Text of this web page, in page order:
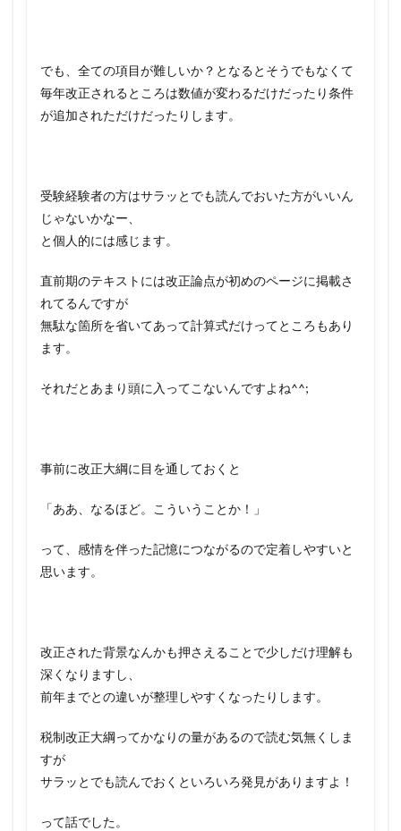
でも、全ての項目が難しいか？となるとそうでもなくて
毎年改正されるところは数値が変わるだけだったり条件
が追加されただけだったりします。
受験経験者の方はサラッとでも読んでおいた方がいいん
じゃないかなー、
と個人的には感じます。
直前期のテキストには改正論点が初めのページに掲載さ
れてるんですが
無駄な箇所を省いてあって計算式だけってところもあり
ます。
それだとあまり頭に入ってこないんですよね^^;
事前に改正大綱に目を通しておくと
「ああ、なるほど。こういうことか！」
って、感情を伴った記憶につながるので定着しやすいと
思います。
改正された背景なんかも押さえることで少しだけ理解も
深くなりますし、
前年までとの違いが整理しやすくなったりします。
税制改正大綱ってかなりの量があるので読む気無くしま
すが
サラッとでも読んでおくといろいろ発見がありますよ！
って話でした。